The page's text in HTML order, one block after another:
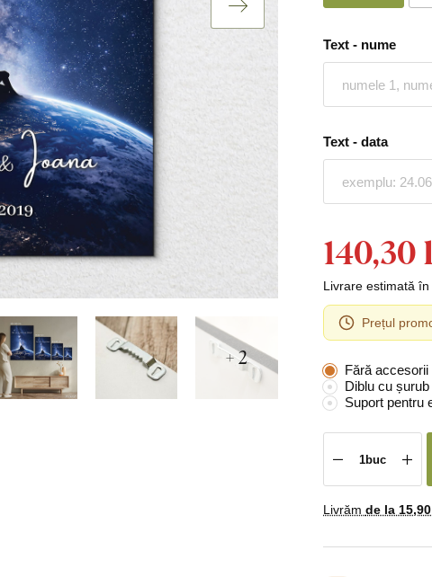
+ 2
Text - nume
Text - data
140,30
Livrare estimată în
Prețul
Fără accesorii
Diblu cu șurub
Suport pentru
Livrăm de la 15